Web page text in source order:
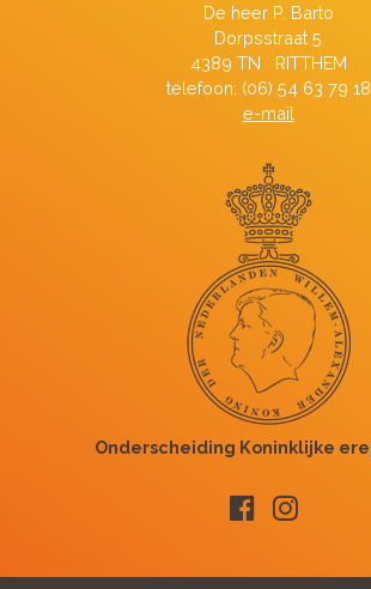
De heer P. Barto
Dorpsstraat 5
4389 TN RITTHEM
telefoon: (06) 54 63 79 18
e-mail